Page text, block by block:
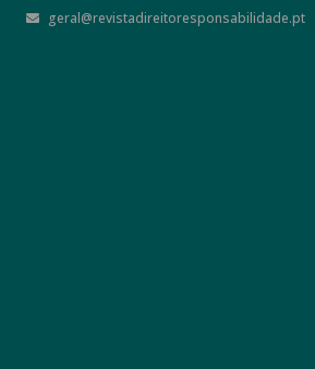
geral@revistadireitoresponsabilidade.pt